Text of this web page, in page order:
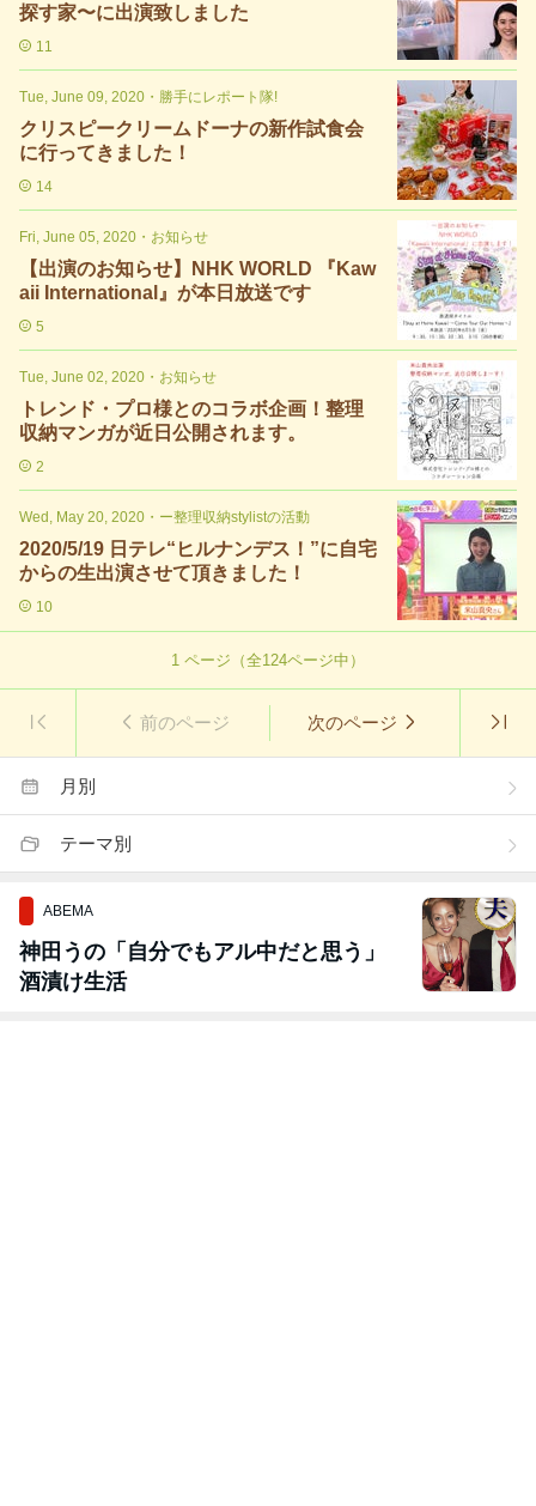
探す家〜に出演致しました
11
Tue, June 09, 2020 ・ 勝手にレポート隊!
クリスピークリームドーナの新作試食会
に行ってきました！
14
Fri, June 05, 2020 ・ お知らせ
【出演のお知らせ】NHK WORLD 『Kaw
aii International』が本日放送です
5
Tue, June 02, 2020 ・ お知らせ
トレンド・プロ様とのコラボ企画！整理
収納マンガが近日公開されます。
2
Wed, May 20, 2020 ・ ー整理収納stylistの活動
2020/5/19 日テレ“ヒルナンデス！”に自宅
からの生出演させて頂きました！
10
1 ページ（全124ページ中）
前のページ 次のページ
月別
テーマ別
ABEMA
神田うの「自分でもアル中だと思う」
酒漬け生活